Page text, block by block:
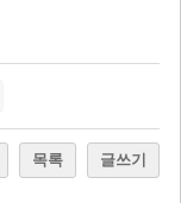
목록 글쓰기